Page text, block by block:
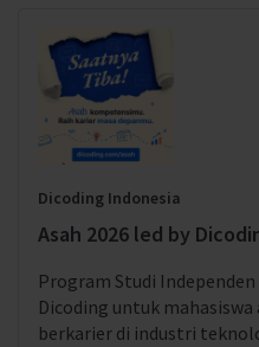
Dicoding Indonesia
Asah 2026 led by
Program Studi
Dicoding untuk
berkarier di industri